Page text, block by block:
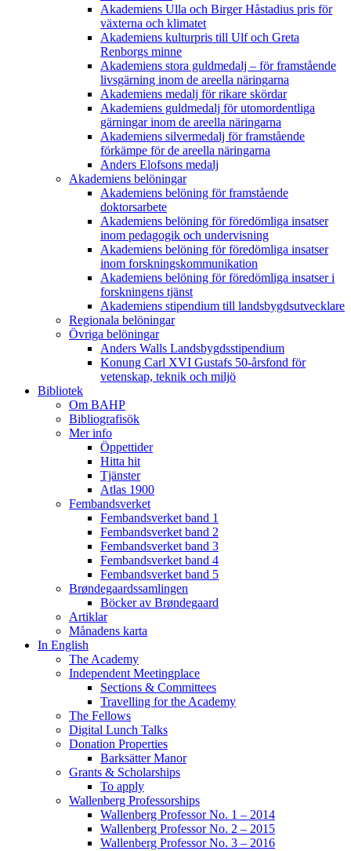
Akademiens Ulla och Birger Håstadius pris för
växterna och klimatet
Akademiens kulturpris till Ulf och Greta
Renborgs minne
Akademiens stora guldmedalj – för framstående
livsgärning inom de areella näringarna
Akademiens medalj för rikare skördar
Akademiens guldmedalj för utomordentliga
gärningar inom de areella näringarna
Akademiens silvermedalj för framstående
förkämpe för de areella näringarna
Anders Elofsons medalj
Akademiens belöningar
Akademiens belöning för framstående
doktorsarbete
Akademiens belöning för föredömliga insatser
inom pedagogik och undervisning
Akademiens belöning för föredömliga insatser
inom forskningskommunikation
Akademiens belöning för föredömliga insatser i
forskningens tjänst
Akademiens stipendium till landsbygdsutvecklare
Regionala belöningar
Övriga belöningar
Anders Walls Landsbygdsstipendium
Konung Carl XVI Gustafs 50-årsfond för
vetenskap, teknik och miljö
Bibliotek
Om BAHP
Bibliografisök
Mer info
Öppettider
Hitta hit
Tjänster
Atlas 1900
Fembandsverket
Fembandsverket band 1
Fembandsverket band 2
Fembandsverket band 3
Fembandsverket band 4
Fembandsverket band 5
Brøndegaardssamlingen
Böcker av Brøndegaard
Artiklar
Månadens karta
In English
The Academy
Independent Meetingplace
Sections & Committees
Travelling for the Academy
The Fellows
Digital Lunch Talks
Donation Properties
Barksätter Manor
Grants & Scholarships
To apply
Wallenberg Professorships
Wallenberg Professor No. 1 – 2014
Wallenberg Professor No. 2 – 2015
Wallenberg Professor No. 3 – 2016